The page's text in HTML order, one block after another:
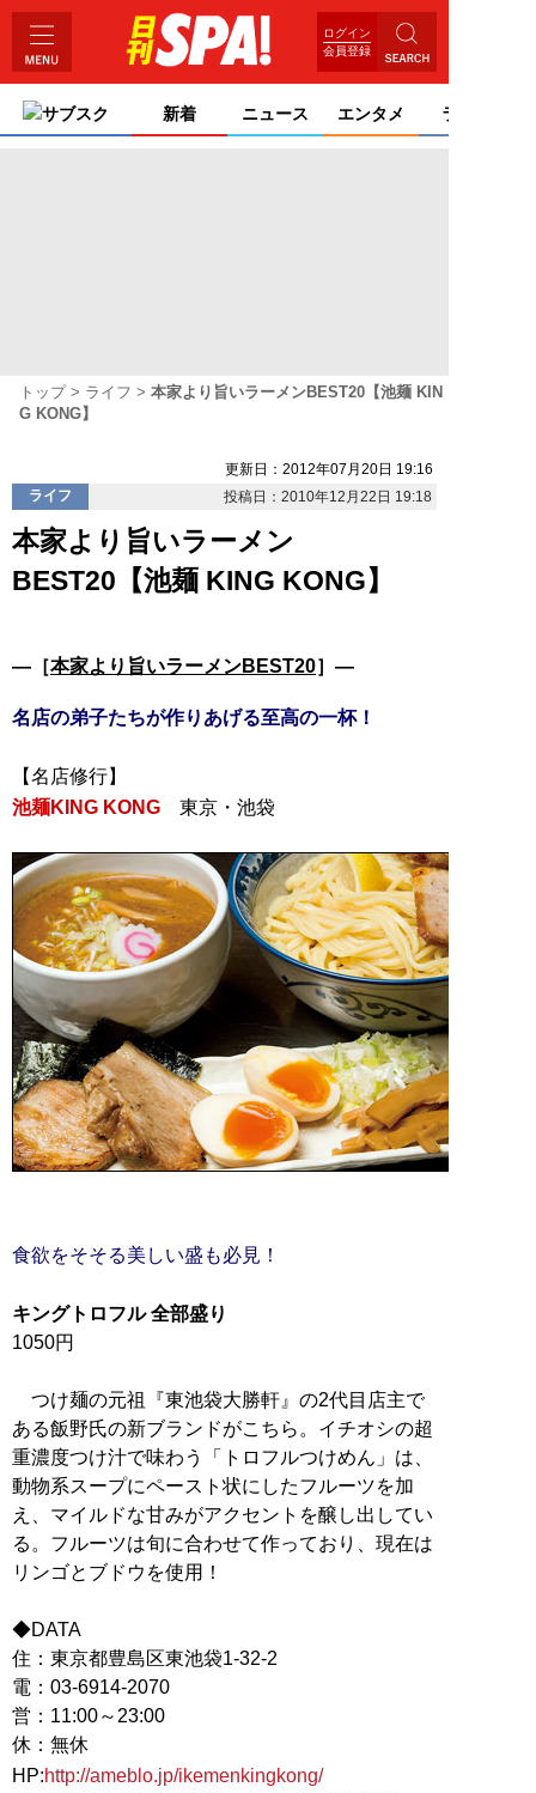
ログイン
会員登録
サブスク 新着 ニュース エンタメ ライフ
トップ ライフ
本家より旨いラーメンBEST20【池麺 KIN
G KONG】
更新日：2012年07月20日 19:16
ライフ
投稿日：2010年12月22日 19:18
本家より旨いラーメン
BEST20【池麺 KING KONG】
―［本家より旨いラーメンBEST20］―
名店の弟子たちが作りあげる至高の一杯！
池麺KING KONG 東京・池袋
食欲をそそる美しい盛も必見！
キングトロフル 全部盛り
1050円
つけ麺の元祖『東池袋大勝軒』の2代目店主で
ある飯野氏の新ブランドがこちら。イチオシの超
重濃度つけ汁で味わう「トロフルつけめん」は、
動物系スープにペースト状にしたフルーツを加
え、マイルドな甘みがアクセントを醸し出してい
る。フルーツは旬に合わせて作っており、現在は
リンゴとブドウを使用！
◆DATA
住：東京都豊島区東池袋1-32-2
電：03-6914-2070
営：11:00～23:00
休：無休
HP:http://ameblo.jp/ikemenkingkong/